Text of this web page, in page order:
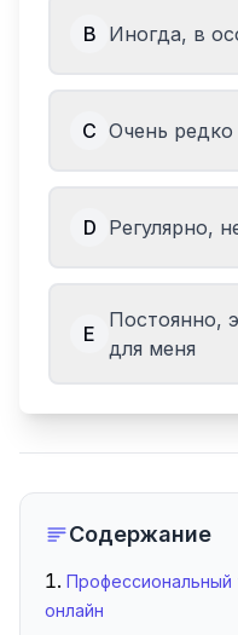
B Иногда, в
C Очень редко
D Регулярно,
E
Постоянно,
для меня
Содержание
Профессиональный
онлайн